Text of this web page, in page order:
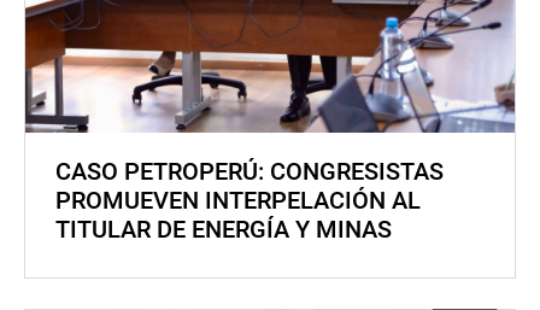
CASO PETROPERÚ: CONGRESISTAS
PROMUEVEN INTERPELACIÓN AL
TITULAR DE ENERGÍA Y MINAS